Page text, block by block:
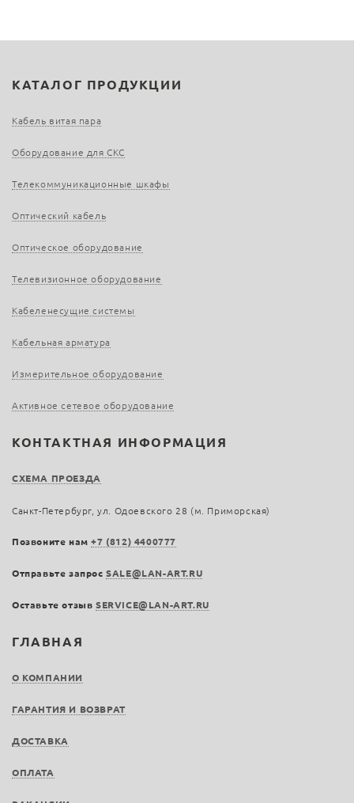
ГЛАВНАЯ
О КОМПАНИИ
ГАРАНТИЯ И ВОЗВРАТ
ДОСТАВКА
ОПЛАТА
КАТАЛОГ ПРОДУКЦИИ
Кабель витая пара
Оборудование для СКС
Телекоммуникационные шкафы
Оптический кабель
Оптическое оборудование
Телевизионное оборудование
Кабеленесущие системы
Кабельная арматура
Измерительное оборудование
Активное сетевое оборудование
КОНТАКТНАЯ ИНФОРМАЦИЯ
СХЕМА ПРОЕЗДА
Санкт-Петербург, ул. Одоевского 28 (м. Приморская)
Позвоните нам+7 (812) 4400777
Отправьте запросSALE@LAN-ART.RU
Оставьте отзыв SERVICE@LAN-ART.RU